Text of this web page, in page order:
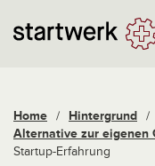
Home / Hintergrund /
Alternative zur eigenen
Startup-Erfahrung